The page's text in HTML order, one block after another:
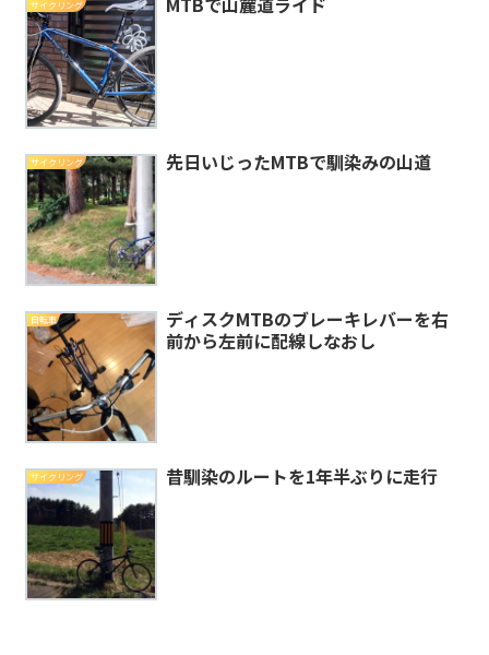
サイクリング
サイクリング 先日いじったMTBで馴染みの山道
自転車
ディスクMTBのブレーキレバーを右
前から左前に配線しなおし
サイクリング 昔馴染のルートを1年半ぶりに走行